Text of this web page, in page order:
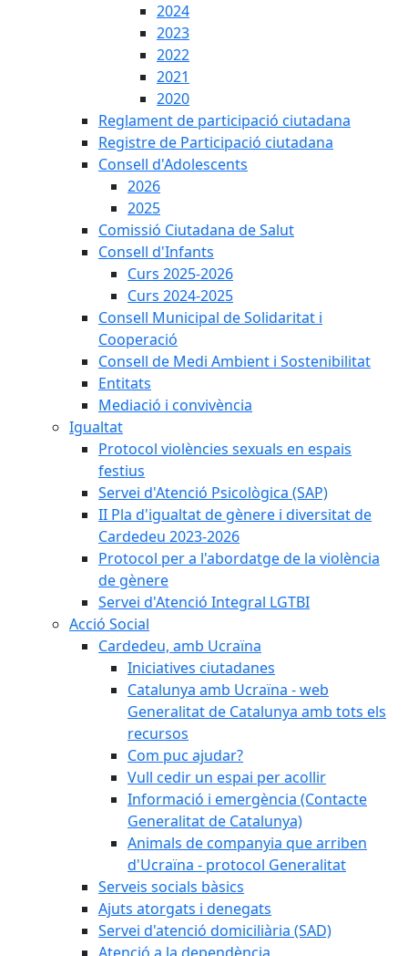
2024
2023
2022
2021
2020
Reglament de participació ciutadana
Registre de Participació ciutadana
Consell d'Adolescents
2026
2025
Comissió Ciutadana de Salut
Consell d'Infants
Curs 2025-2026
Curs 2024-2025
Consell Municipal de Solidaritat i
Cooperació
Consell de Medi Ambient i Sostenibilitat
Entitats
Mediació i convivència
Igualtat
Protocol violències sexuals en espais
festius
Servei d'Atenció Psicològica (SAP)
II Pla d'igualtat de gènere i diversitat de
Cardedeu 2023-2026
Protocol per a l'abordatge de la violència
de gènere
Servei d'Atenció Integral LGTBI
Acció Social
Cardedeu, amb Ucraïna
Iniciatives ciutadanes
Catalunya amb Ucraïna - web
Generalitat de Catalunya amb tots els
recursos
Com puc ajudar?
Vull cedir un espai per acollir
Informació i emergència (Contacte
Generalitat de Catalunya)
Animals de companyia que arriben
d'Ucraïna - protocol Generalitat
Serveis socials bàsics
Ajuts atorgats i denegats
Servei d'atenció domiciliària (SAD)